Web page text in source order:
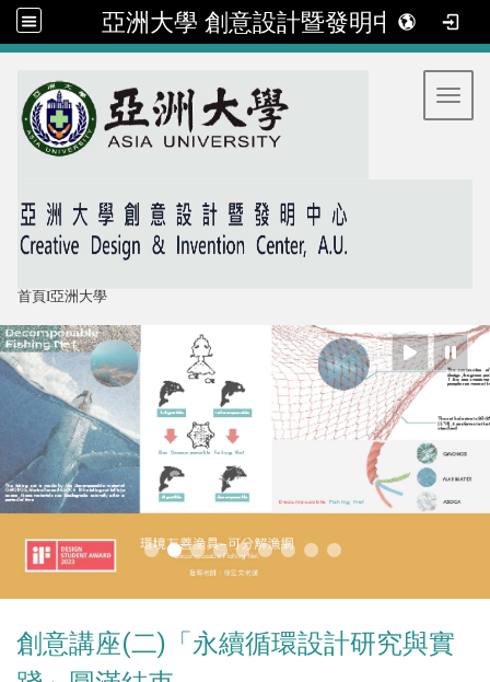
亞洲大學 創意設計暨發明中心
首頁I亞洲大學
創意講座(二)「永續循環設計研究與實